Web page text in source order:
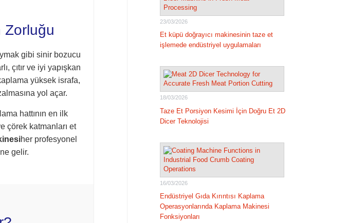
23/03/2026
Et küpü doğrayıcı makinesinin taze et
işlemede endüstriyel uygulamaları
18/03/2026
Taze Et Porsiyon Kesimi İçin Doğru Et 2D
Dicer Teknolojisi
16/03/2026
Endüstriyel Gıda Kırıntısı Kaplama
Operasyonlarında Kaplama Makinesi
Fonksiyonları